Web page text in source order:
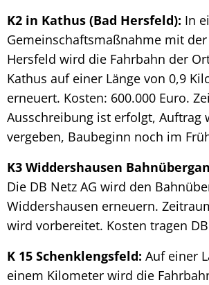
K2 in Kathus (Bad Hersfeld): In
Gemeinschaftsmaßnahme mit der
Hersfeld wird die Fahrbahn der
Kathus auf einer Länge von 0,9
erneuert. Kosten: 600.000 Euro.
Ausschreibung ist erfolgt, Auftrag
vergeben, Baubeginn noch im
K3 Widdershausen
Die DB Netz AG wird den
Widdershausen erneuern.
wird vorbereitet. Kosten tragen
K 15 Schenklengsfeld: Auf einer
einem Kilometer wird die